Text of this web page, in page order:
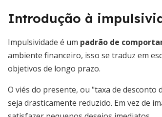
Introdução à
Impulsividade é um padrão de
ambiente financeiro, isso se traduz em
objetivos de longo prazo.
O viés do presente, ou "taxa de
seja drasticamente reduzido. Em vez de